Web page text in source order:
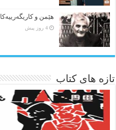
هێمن و
4 روز پیش
تازه های کتاب